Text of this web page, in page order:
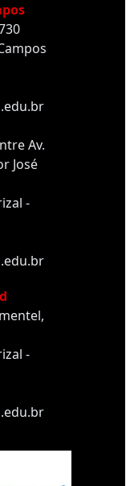
Av.
José
-
-